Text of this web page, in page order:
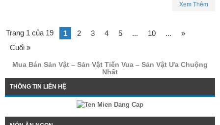
Xem Thêm
Trang 1 của 19 1 2 3 4 5 ... 10 ...
»
Cuối »
Mua Bán Sản Vật – Sản Vật Tiến Vua – Sản Vật Ưa Chuộng
Nhất
THÔNG TIN LIÊN HỆ